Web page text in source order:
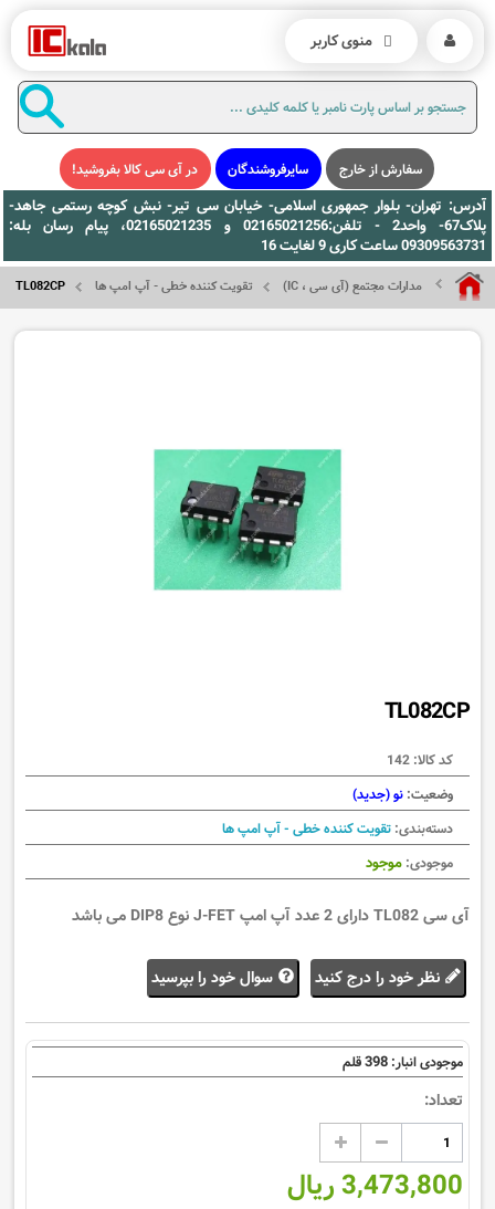
سفارش از خارج سایرفروشندگان در آی سی کالا بفروشید!
آدرس: تهران- بلوار جمهوری اسلامی- خیابان سی تیر- نبش کوچه رستمی جاهد-
پلاک67- واحد2 - تلفن:02165021256 و 02165021235، پیام رسان بله:
09309563731 ساعت کاری 9 لغایت 16
مدارات مجتمع (آی سی ، IC) تقویت کننده خطی - آپ امپ ها TL082CP
TL082CP
کد کالا: 142
وضعیت: نو (جدید)
دسته‌بندی: تقویت کننده خطی - آپ امپ ها
موجودی: موجود
آی سی TL082 دارای 2 عدد آپ امپ J-FET نوع DIP8 می باشد
نظر خود را درج کنید سوال خود را بپرسید
موجودی انبار: 398قلم
تعداد:
3,473,800 ریال
منوی کاربر